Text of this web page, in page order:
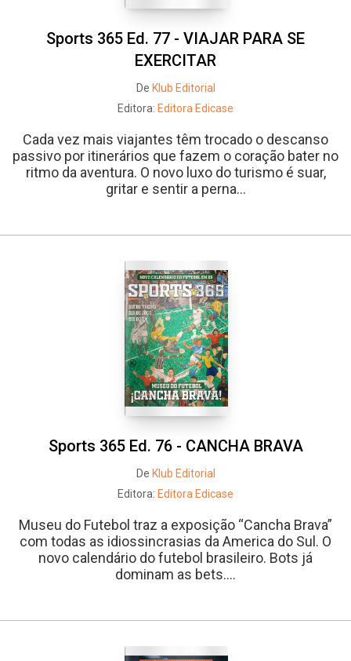
Sports 365 Ed. 77 - VIAJAR PARA SE
EXERCITAR
De Klub Editorial
Editora: Editora Edicase
Cada vez mais viajantes têm trocado o descanso
passivo por itinerários que fazem o coração bater no
ritmo da aventura. O novo luxo do turismo é suar,
gritar e sentir a perna...
Sports 365 Ed. 76 - CANCHA BRAVA
De Klub Editorial
Editora: Editora Edicase
Museu do Futebol traz a exposição “Cancha Brava”
com todas as idiossincrasias da America do Sul. O
novo calendário do futebol brasileiro. Bots já
dominam as bets....